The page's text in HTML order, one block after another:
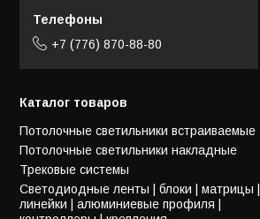
+7 (776) 870-88-80
Каталог товаров
Потолочные светильники встраиваемые
Потолочные светильники накладные
Трековые системы
Светодиодные ленты | блоки | матрицы |
линейки | алюминиевые профиля |